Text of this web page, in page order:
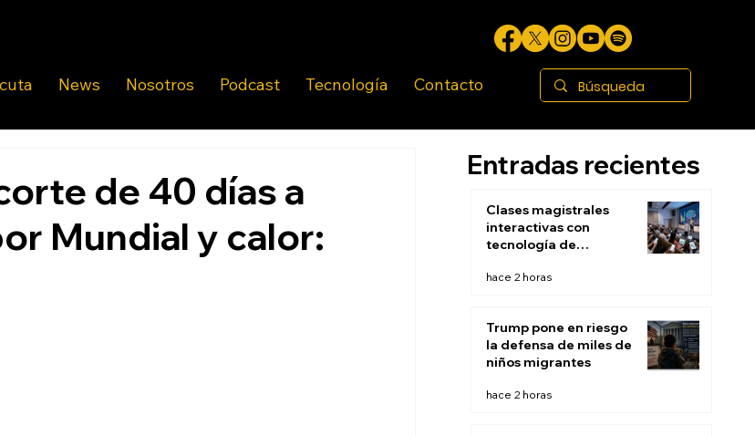
News Nosotros Podcast Tecnología Contacto
de 40 días a
Mundial y calor:
Entradas recientes
Clases magistrales
interactivas con
tecnología de
audiencia: El fin de la
hace 2 horas
Trump pone en riesgo
la defensa de miles de
niños migrantes
hace 2 horas